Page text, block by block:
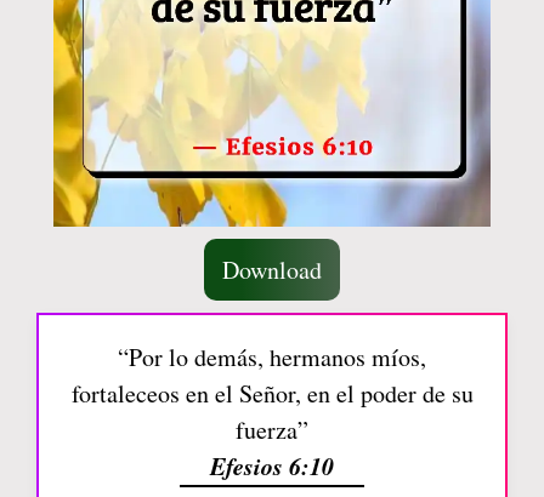
Download
“Por lo demás, hermanos míos,
fortaleceos en el Señor, en el poder de su
fuerza”
Efesios 6:10